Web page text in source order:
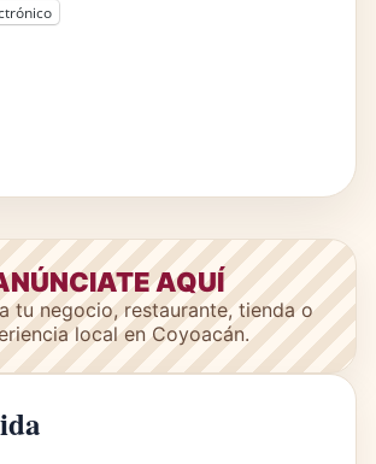
AQUÍ
tu negocio, restaurante, tienda o
local en Coyoacán.